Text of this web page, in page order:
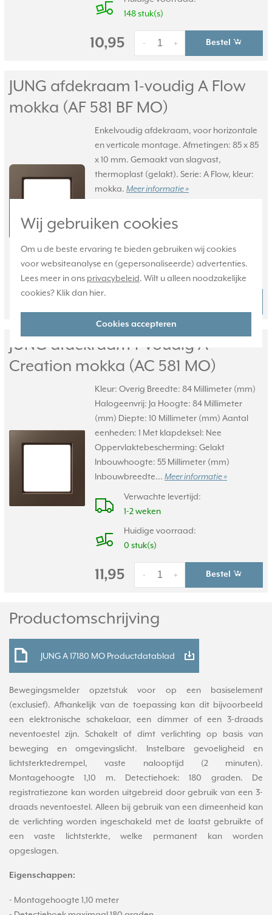
Wij gebruiken cookies
Om u de beste ervaring te bieden gebruiken wij cookies
voor websiteanalyse en (gepersonaliseerde) advertenties.
Lees meer in ons privacybeleid. Wilt u alleen noodzakelijke
cookies? Klik dan hier.
Cookies accepteren
148 stuk(s)
10,95 +
- Bestel
JUNG afdekraam 1-voudig A Flow
mokka (AF 581 BF MO)
Enkelvoudig afdekraam, voor horizontale
en verticale montage. Afmetingen: 85 x 85
x 10 mm. Gemaakt van slagvast,
thermoplast (gelakt). Serie: A Flow, kleur:
mokka. Meer informatie »
Voor maandag 21u besteld,
JUNG afdekraam 1-voudig A
Creation mokka (AC 581 MO)
Kleur: Overig Breedte: 84 Millimeter (mm)
Halogeenvrij: Ja Hoogte: 84 Millimeter
(mm) Diepte: 10 Millimeter (mm) Aantal
eenheden: 1 Met klapdeksel: Nee
Oppervlaktebescherming: Gelakt
Inbouwhoogte: 55 Millimeter (mm)
Inbouwbreedte... Meer informatie »
Verwachte levertijd:
1-2 weken
Huidige voorraad:
0 stuk(s)
11,95 +
- Bestel
Productomschrijving
JUNG A 17180 MO Productdatablad
Bewegingsmelder opzetstuk voor op een basiselement
(exclusief). Afhankelijk van de toepassing kan dit bijvoorbeeld
een elektronische schakelaar, een dimmer of een 3-draads
neventoestel zijn. Schakelt of dimt verlichting op basis van
beweging en omgevingslicht. Instelbare gevoeligheid en
lichtsterktedrempel, vaste nalooptijd (2 minuten).
Montagehoogte 1,10 m. Detectiehoek: 180 graden. De
registratiezone kan worden uitgebreid door gebruik van een 3-
draads neventoestel. Alleen bij gebruik van een dimeenheid kan
de verlichting worden ingeschakeld met de laatst gebruikte of
een vaste lichtsterkte, welke permanent kan worden
opgeslagen.
Eigenschappen:
- Montagehoogte 1,10 meter